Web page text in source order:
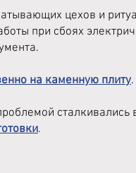
цехов и
при сбоях
на каменную плиту.
сталкивались
.